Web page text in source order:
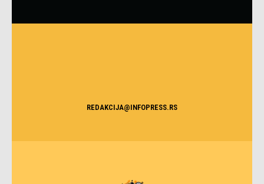
REDAKCIJA@INFOPRESS.RS